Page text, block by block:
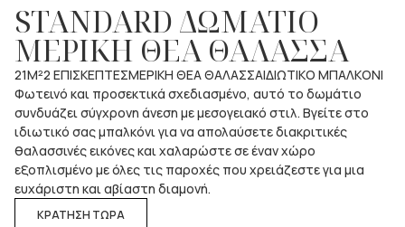
STANDARD ΔΩΜΑΤΙΟ
ΜΕΡΙΚΗ ΘΕΑ ΘΑΛΑΣΣΑ
21M²2 ΕΠΙΣΚΕΠΤΕΣΜΕΡΙΚΗ ΘΕΑ ΘΑΛΑΣΣΑΙΔΙΩΤΙΚΟ ΜΠΑΛΚΟΝΙ
Φωτεινό και προσεκτικά σχεδιασμένο, αυτό το δωμάτιο
συνδυάζει σύγχρονη άνεση με μεσογειακό στιλ. Βγείτε στο
ιδιωτικό σας μπαλκόνι για να απολαύσετε διακριτικές
θαλασσινές εικόνες και χαλαρώστε σε έναν χώρο
εξοπλισμένο με όλες τις παροχές που χρειάζεστε για μια
ευχάριστη και αβίαστη διαμονή.
ΚΡΑΤΗΣΗ ΤΩΡΑ